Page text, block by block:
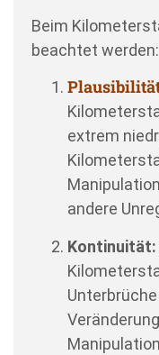
Beim
beachtet werden:
extrem
andere
Kontinuität: